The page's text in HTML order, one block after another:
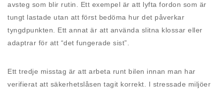
avsteg som blir rutin. Ett exempel är att lyfta fordon som är
tungt lastade utan att först bedöma hur det påverkar
tyngdpunkten. Ett annat är att använda slitna klossar eller
adaptrar för att “det fungerade sist”.
Ett tredje misstag är att arbeta runt bilen innan man har
verifierat att säkerhetslåsen tagit korrekt. I stressade miljöer